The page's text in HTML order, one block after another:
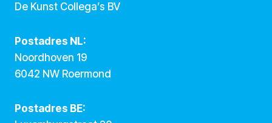
De Kunst Collega’s BV
Postadres NL:
Noordhoven 19
6042 NW Roermond
Postadres BE: